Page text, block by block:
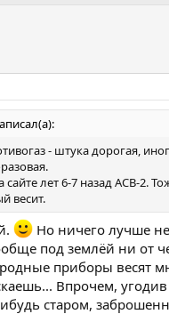
- штука дорогая,
лет 6-7 назад АСВ-2.
весит.
Но ничего лучше
под землёй ни от
приборы весят
Впрочем,
старом,